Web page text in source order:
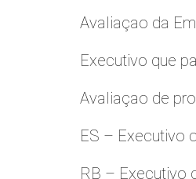
Avaliaçao da
Executivo que
Avaliaçao de
ES – Executivo
RB – Executivo